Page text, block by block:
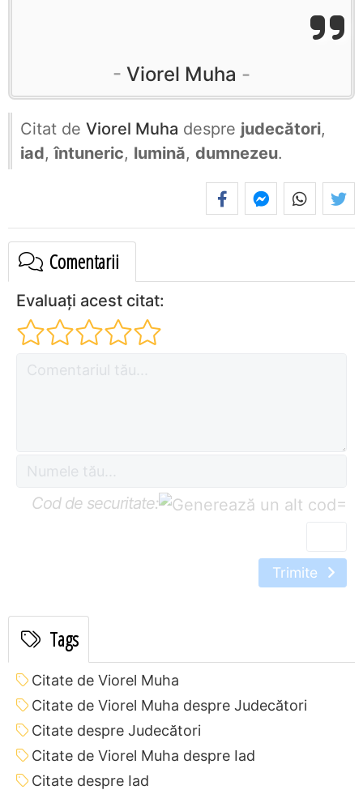
Viorel Muha
Citat de Viorel Muha despre judecători,
iad,întuneric, lumină, dumnezeu.
Comentarii
Evaluați acest citat:
Cod de securitate: =
Trimite
Tags
Citate de Viorel Muha
Citate de Viorel Muha despre Judecători
Citate despre Judecători
Citate de Viorel Muha despre Iad
Citate despre Iad